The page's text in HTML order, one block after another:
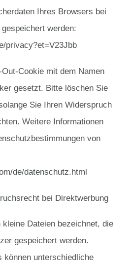
Ihres Browsers bei
werden:
privacy?et=V23Jbb
Cookie mit dem Namen
gesetzt. Bitte löschen Sie
Sie Ihren Widerspruch
Weitere Informationen
von
de/datenschutz.html
bei Direktwerbung
kleine Dateien bezeichnet, die
gespeichert werden.
können unterschiedliche